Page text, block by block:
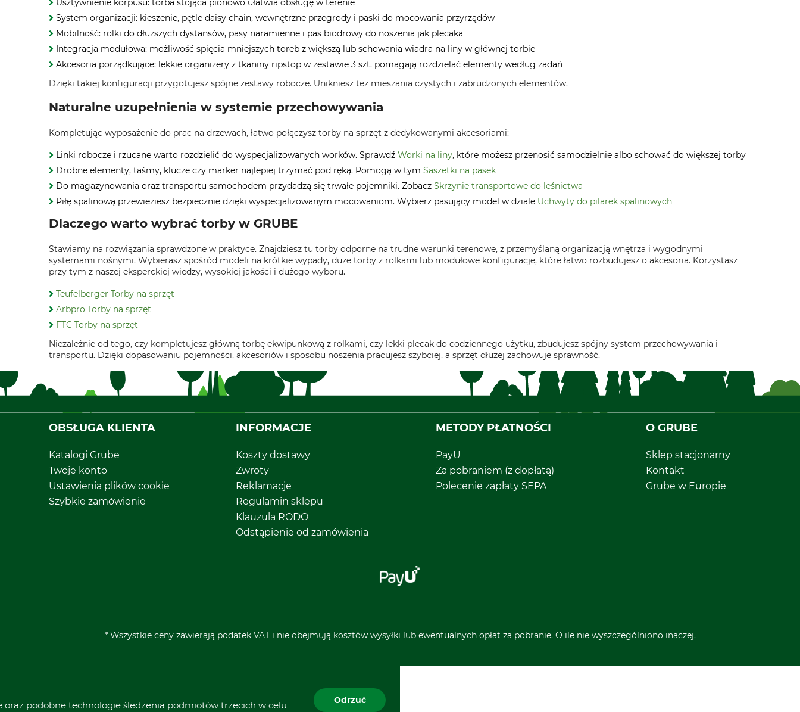
Usztywnienie korpusu: torba stojąca pionowo ułatwia obsługę w terenie
System organizacji: kieszenie, pętle daisy chain, wewnętrzne przegrody i paski do mocowania przyrządów
Mobilność: rolki do dłuższych dystansów, pasy naramienne i pas biodrowy do noszenia jak plecaka
Integracja modułowa: możliwość spięcia mniejszych toreb z większą lub schowania wiadra na liny w głównej torbie
Akcesoria porządkujące: lekkie organizery z tkaniny ripstop w zestawie 3 szt. pomagają rozdzielać elementy według zadań
Dzięki takiej konfiguracji przygotujesz spójne zestawy robocze. Unikniesz też mieszania czystych i zabrudzonych elementów.
Naturalne uzupełnienia w systemie przechowywania
Kompletując wyposażenie do prac na drzewach, łatwo połączysz torby na sprzęt z dedykowanymi akcesoriami:
Linki robocze i rzucane warto rozdzielić do wyspecjalizowanych worków. Sprawdź Worki na liny, które możesz przenosić samodzielnie albo schować do większej torby
Drobne elementy, taśmy, klucze czy marker najlepiej trzymać pod ręką. Pomogą w tym Saszetki na pasek
Do magazynowania oraz transportu samochodem przydadzą się trwałe pojemniki. Zobacz Skrzynie transportowe do leśnictwa
Piłę spalinową przewieziesz bezpiecznie dzięki wyspecjalizowanym mocowaniom. Wybierz pasujący model w dziale Uchwyty do pilarek spalinowych
Dlaczego warto wybrać torby w GRUBE
Stawiamy na rozwiązania sprawdzone w praktyce. Znajdziesz tu torby odporne na trudne warunki terenowe, z przemyślaną organizacją wnętrza i wygodnymi
systemami nośnymi. Wybierasz spośród modeli na krótkie wypady, duże torby z rolkami lub modułowe konfiguracje, które łatwo rozbudujesz o akcesoria. Korzystasz
przy tym z naszej eksperckiej wiedzy, wysokiej jakości i dużego wyboru.
Teufelberger Torby na sprzęt
Arbpro Torby na sprzęt
FTC Torby na sprzęt
Niezależnie od tego, czy kompletujesz główną torbę ekwipunkową z rolkami, czy lekki plecak do codziennego użytku, zbudujesz spójny system przechowywania i
transportu. Dzięki dopasowaniu pojemności, akcesoriów i sposobu noszenia pracujesz szybciej, a sprzęt dłużej zachowuje sprawność.
OBSŁUGA KLIENTA
Katalogi Grube
Twoje konto
Ustawienia plików cookie
Szybkie zamówienie
INFORMACJE
Koszty dostawy
Zwroty
Reklamacje
Regulamin sklepu
Klauzula RODO
Odstąpienie od zamówienia
METODY PŁATNOŚCI
PayU
Za pobraniem (z dopłatą)
Polecenie zapłaty SEPA
O GRUBE
Sklep stacjonarny
Kontakt
Grube w Europie
* Wszystkie ceny zawierają podatek VAT i nie obejmują kosztów wysyłki lub ewentualnych opłat za pobranie. O ile nie wyszczególniono inaczej.
podobne technologie śledzenia podmiotów trzecich w celu
Odrzuć